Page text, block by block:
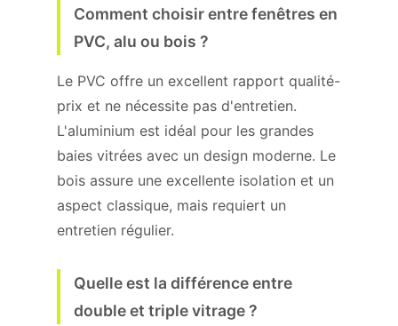
Comment choisir entre fenêtres en
PVC, alu ou bois ?
Le PVC offre un excellent rapport qualité-
prix et ne nécessite pas d'entretien.
L'aluminium est idéal pour les grandes
baies vitrées avec un design moderne. Le
bois assure une excellente isolation et un
aspect classique, mais requiert un
entretien régulier.
Quelle est la différence entre
double et triple vitrage ?